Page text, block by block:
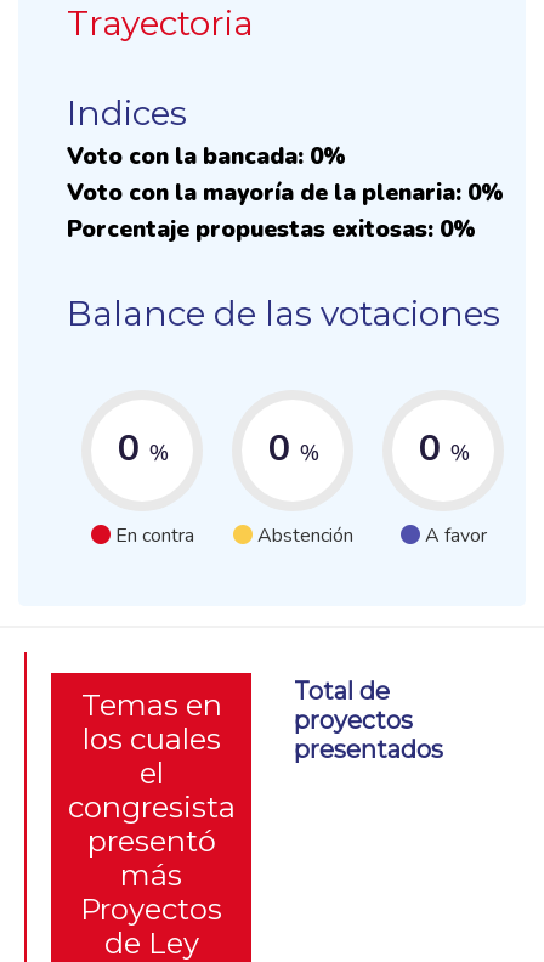
Trayectoria
Indices
Voto con la bancada: 0%
Voto con la mayoría de la plenaria: 0%
Porcentaje propuestas exitosas: 0%
Balance de las votaciones
0 %
En contra
0 %
Abstención
0 %
A favor
Temas en
los cuales
el
congresista
presentó
más
Proyectos
de Ley
Total de
proyectos
presentados